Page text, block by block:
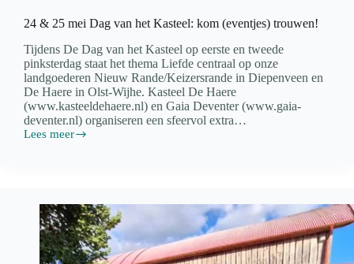
24 & 25 mei Dag van het Kasteel: kom (eventjes) trouwen!
Tijdens De Dag van het Kasteel op eerste en tweede
pinksterdag staat het thema Liefde centraal op onze
landgoederen Nieuw Rande/Keizersrande in Diepenveen en
De Haere in Olst-Wijhe. Kasteel De Haere
(www.kasteeldehaere.nl) en Gaia Deventer (www.gaia-
deventer.nl) organiseren een sfeervol extra…
Lees meer
24
van
Kasteel:
kom
(eventjes)